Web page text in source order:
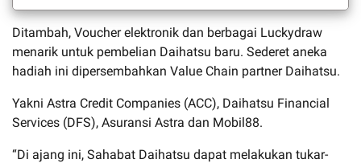
Ditambah, Voucher elektronik dan berbagai Luckydraw
menarik untuk pembelian Daihatsu baru. Sederet aneka
hadiah ini dipersembahkan Value Chain partner Daihatsu.
Yakni Astra Credit Companies (ACC), Daihatsu Financial
Services (DFS), Asuransi Astra dan Mobil88.
“Di ajang ini, Sahabat Daihatsu dapat melakukan tukar-